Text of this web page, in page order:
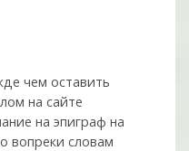
чем оставить
на сайте
на эпиграф на
вопреки словам